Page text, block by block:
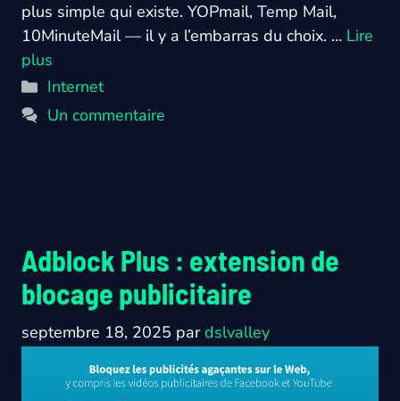
plus simple qui existe. YOPmail, Temp Mail,
10MinuteMail — il y a l’embarras du choix. … Lire
plus
Catégories
Internet
Un commentaire
Adblock Plus : extension de
blocage publicitaire
septembre 18, 2025 pardslvalley